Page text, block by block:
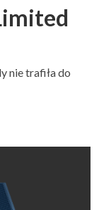
nie trafiła do